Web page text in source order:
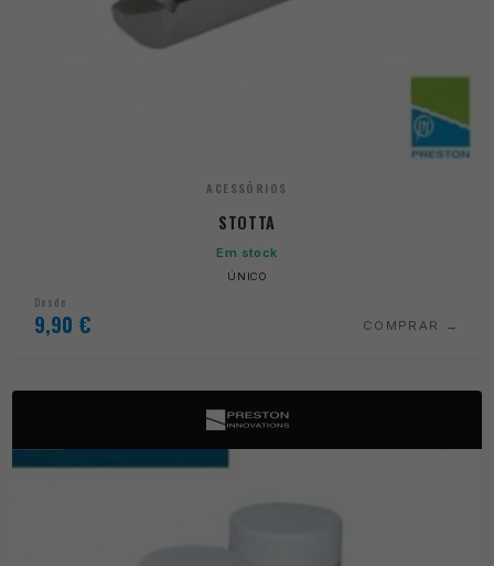
ACESSÓRIOS
STOTTA
Em stock
ÚNICO
Desde
9,90 € COMPRAR